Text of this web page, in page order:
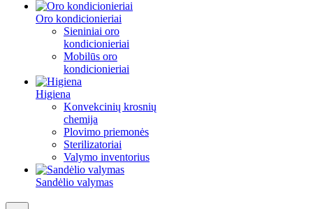
Oro kondicionieriai
Sieniniai oro
kondicionieriai
Mobilūs oro
kondicionieriai
Higiena
Konvekcinių krosnių
chemija
Plovimo priemonės
Sterilizatoriai
Valymo inventorius
Sandėlio valymas